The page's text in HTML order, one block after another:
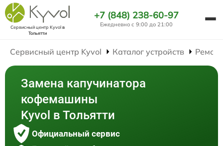
Сервисный центр Kyvolв
Тольятти
+7 (848) 238-60-97
Ежедневно с 9:00 до 21:00
Сервисный центр Kyvol Каталог устройств
Замена капучинатора
кофемашины
Kyvol в Тольятти
Официальный сервис